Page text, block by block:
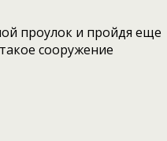
проулок и пройдя еще
сооружение